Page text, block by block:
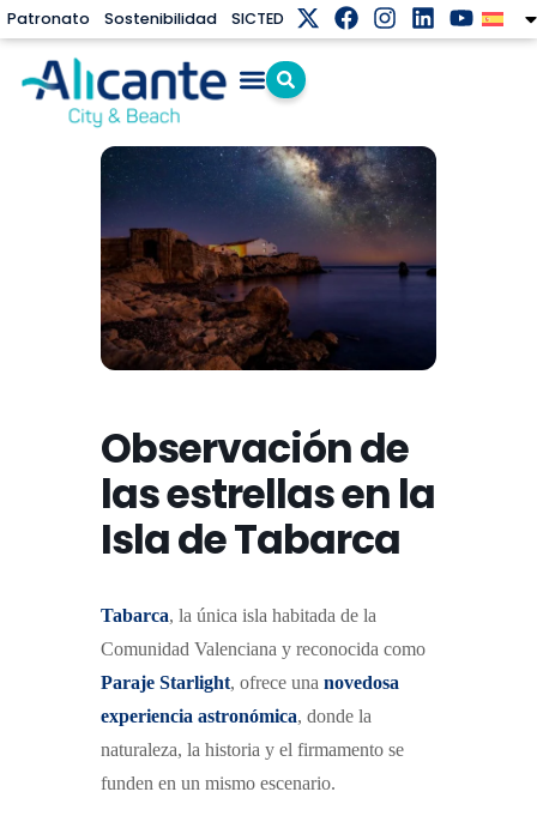
Patronato Sostenibilidad SICTED
Observación de
las estrellas en la
Isla de Tabarca
Tabarca, la única isla habitada de la
Comunidad Valenciana y reconocida como
Paraje Starlight, ofrece una novedosa
experiencia astronómica, donde la
naturaleza, la historia y el firmamento se
funden en un mismo escenario.